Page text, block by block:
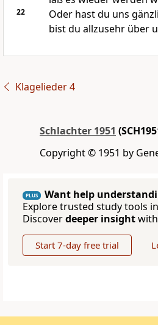
22
Oder hast du uns
bist du allzusehr über
Klagelieder 4
Schlachter 1951
Copyright © 1951 by
PLUS
Want help
Explore trusted study tools
Discoverdeeper insight
Start 7-day free trial